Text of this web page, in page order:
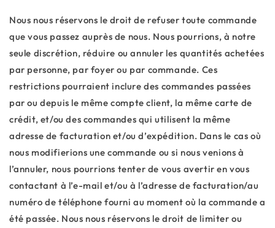
Nous nous réservons le droit de refuser toute commande
que vous passez auprès de nous. Nous pourrions, à notre
seule discrétion, réduire ou annuler les quantités achetées
par personne, par foyer ou par commande. Ces
restrictions pourraient inclure des commandes passées
par ou depuis le même compte client, la même carte de
crédit, et/ou des commandes qui utilisent la même
adresse de facturation et/ou d’expédition. Dans le cas où
nous modifierions une commande ou si nous venions à
l’annuler, nous pourrions tenter de vous avertir en vous
contactant à l’e-mail et/ou à l’adresse de facturation/au
numéro de téléphone fourni au moment où la commande a
été passée. Nous nous réservons le droit de limiter ou